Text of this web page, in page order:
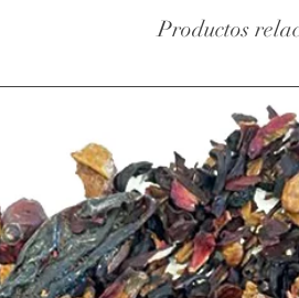
Productos